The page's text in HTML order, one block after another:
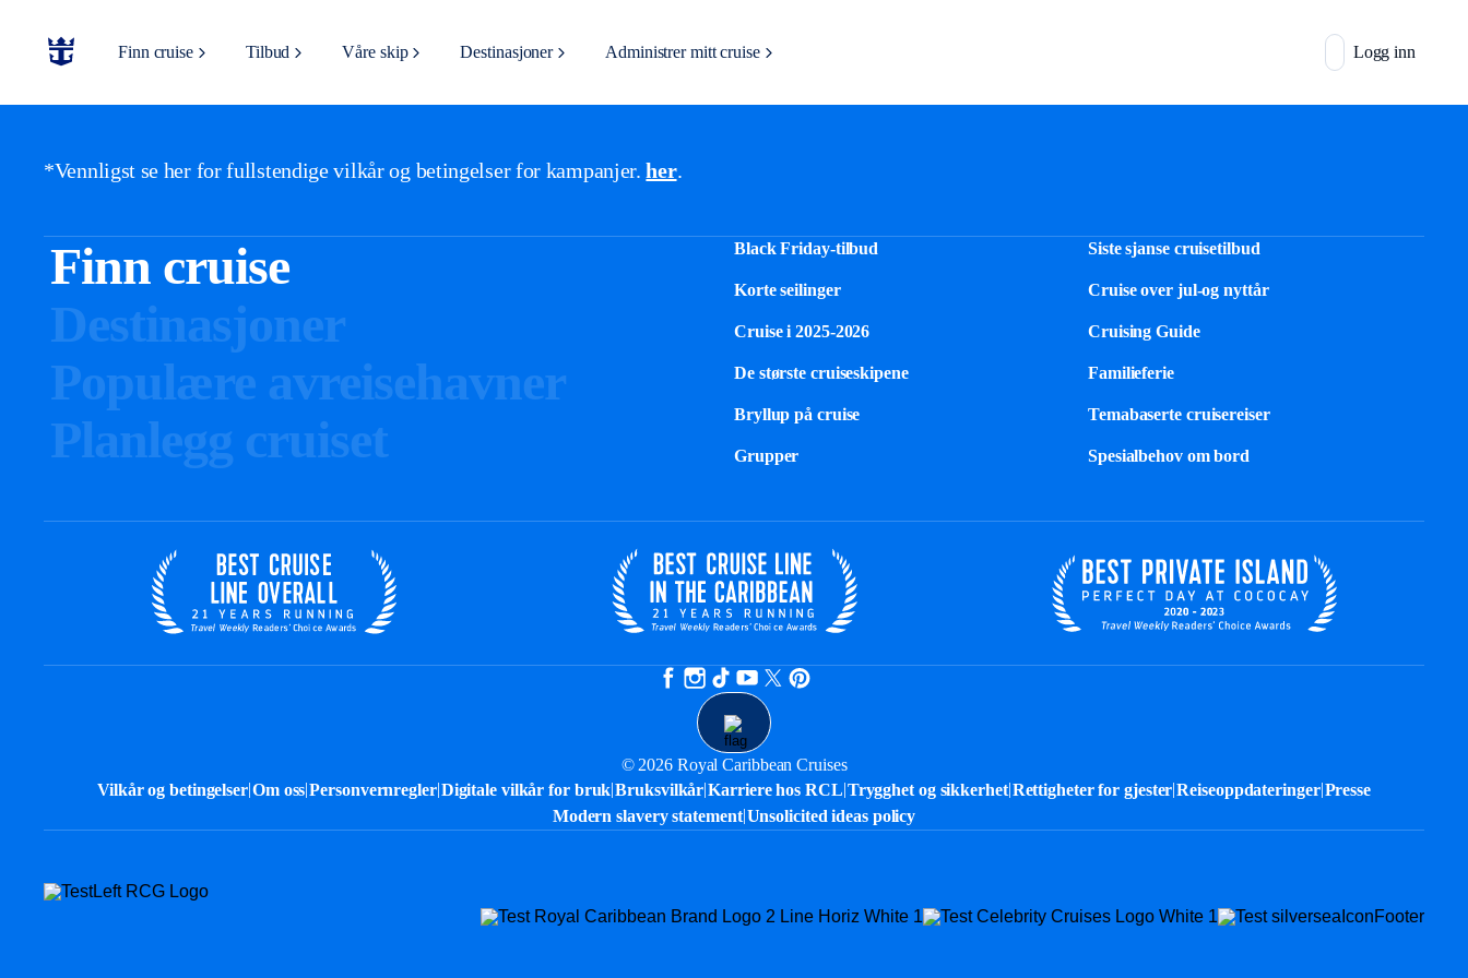
Finn cruise Tilbud Våre skip Destinasjoner Administrer mitt cruise Logg inn
*Vennligst se her for fullstendige vilkår og betingelser for kampanjer.her.
Finn cruise
Destinasjoner
Populære avreisehavner
Planlegg cruiset
Black Friday-tilbud Siste sjanse cruisetilbud
Korte seilinger Cruise over jul-og nyttår
Cruise i 2025-2026 Cruising Guide
De største cruiseskipene Familieferie
Bryllup på cruise Temabaserte cruisereiser
Grupper Spesialbehov om bord
© 2026 Royal Caribbean Cruises
Vilkår og betingelser|Om oss|Personvernregler|Digitale vilkår for bruk|Bruksvilkår|Karriere hos RCL|Trygghet og sikkerhet​|Rettigheter for gjester|Reiseoppdateringer|Presse
Modern slavery statement|Unsolicited ideas policy